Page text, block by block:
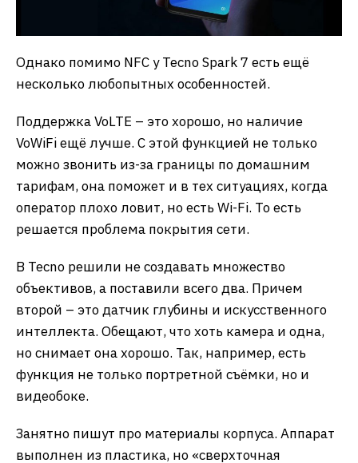
Однако помимо NFC у Tecno Spark 7 есть ещё
несколько любопытных особенностей.
Поддержка VoLTE – это хорошо, но наличие
VoWiFi ещё лучше. С этой функцией не только
можно звонить из-за границы по домашним
тарифам, она поможет и в тех ситуациях, когда
оператор плохо ловит, но есть Wi-Fi. То есть
решается проблема покрытия сети.
В Tecno решили не создавать множество
объективов, а поставили всего два. Причем
второй – это датчик глубины и искусственного
интеллекта. Обещают, что хоть камера и одна,
но снимает она хорошо. Так, например, есть
функция не только портретной съёмки, но и
видеобоке.
Занятно пишут про материалы корпуса. Аппарат
выполнен из пластика, но «сверхточная